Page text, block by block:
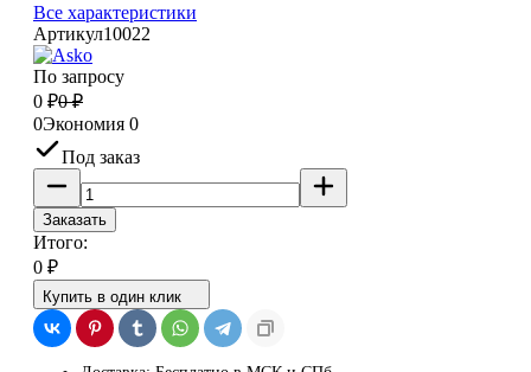
Все характеристики
Артикул10022
По запросу
0 ₽0 ₽
0Экономия 0
Под заказ
Заказать
Итого:
0 ₽
Купить в один клик